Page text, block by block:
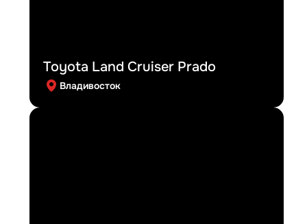
Toyota Land Cruiser Prado
Владивосток